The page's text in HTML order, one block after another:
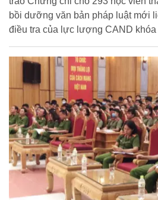
bồi dưỡng văn bản pháp luật mới
điều tra của lực lượng CAND khóa